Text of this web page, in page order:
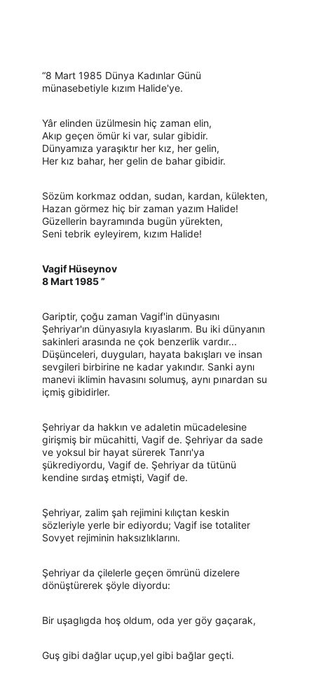
“8 Mart 1985 Dünya Kadınlar Günü
münasebetiyle kızım Halide'ye.
Yâr elinden üzülmesin hiç zaman elin,
Akıp geçen ömür ki var, sular gibidir.
Dünyamıza yaraşıktır her kız, her gelin,
Her kız bahar, her gelin de bahar gibidir.
Sözüm korkmaz oddan, sudan, kardan, külekten,
Hazan görmez hiç bir zaman yazım Halide!
Güzellerin bayramında bugün yürekten,
Seni tebrik eyleyirem, kızım Halide!
Vagif Hüseynov
8 Mart 1985 ”
Gariptir, çoğu zaman Vagif'in dünyasını
Şehriyar'ın dünyasıyla kıyaslarım. Bu iki dünyanın
sakinleri arasında ne çok benzerlik vardır...
Düşünceleri, duyguları, hayata bakışları ve insan
sevgileri birbirine ne kadar yakındır. Sanki aynı
manevi iklimin havasını solumuş, aynı pınardan su
içmiş gibidirler.
Şehriyar da hakkın ve adaletin mücadelesine
girişmiş bir mücahitti, Vagif de. Şehriyar da sade
ve yoksul bir hayat sürerek Tanrı'ya
şükrediyordu, Vagif de. Şehriyar da tütünü
kendine sırdaş etmişti, Vagif de.
Şehriyar, zalim şah rejimini kılıçtan keskin
sözleriyle yerle bir ediyordu; Vagif ise totaliter
Sovyet rejiminin haksızlıklarını.
Şehriyar da çilelerle geçen ömrünü dizelere
dönüştürerek şöyle diyordu:
Bir uşaglıgda hoş oldum, oda yer göy gaçarak,
Guş gibi dağlar uçup,yel gibi bağlar geçti.